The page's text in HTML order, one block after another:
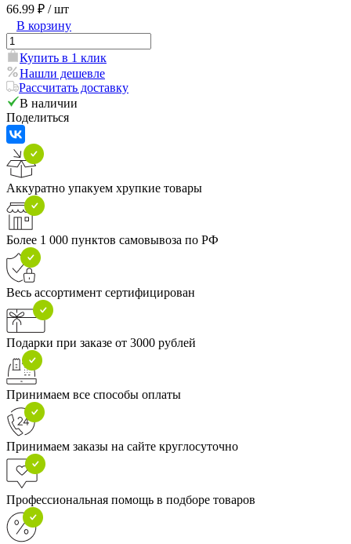
66.99 ₽ / шт
В корзину
Купить в 1 клик
Нашли дешевле
Рассчитать доставку
В наличии
Поделиться
Аккуратно упакуем хрупкие товары
Более 1 000 пунктов самовывоза по РФ
Весь ассортимент сертифицирован
Подарки при заказе от 3000 рублей
Принимаем все способы оплаты
Принимаем заказы на сайте круглосуточно
Профессиональная помощь в подборе товаров